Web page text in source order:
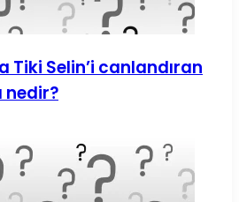
Tiki Selin’i canlandıran